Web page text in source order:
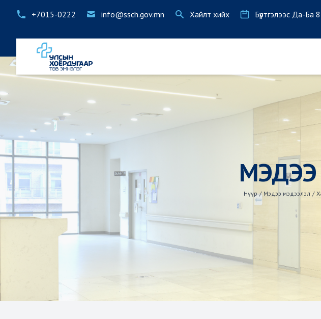
+7015-0222 info@ssch.gov.mn Хайлт хийх Бүртгэлээс Да-
Нүүр / Мэдээ мэдээлэл /